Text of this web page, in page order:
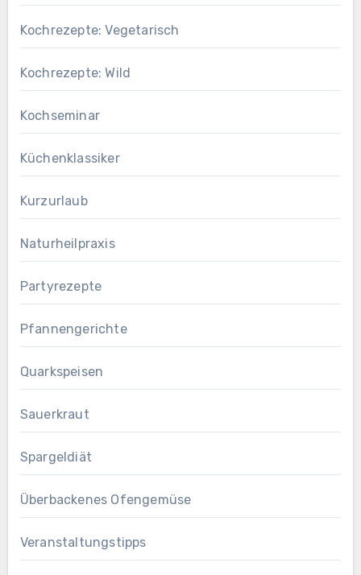
Kochrezepte: Vegetarisch
Kochrezepte: Wild
Kochseminar
Küchenklassiker
Kurzurlaub
Naturheilpraxis
Partyrezepte
Pfannengerichte
Quarkspeisen
Sauerkraut
Spargeldiät
Überbackenes Ofengemüse
Veranstaltungstipps